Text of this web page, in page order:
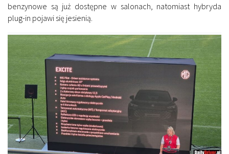
benzynowe są już dostępne w salonach, natomiast hybryda
plug-in pojawi się jesienią.